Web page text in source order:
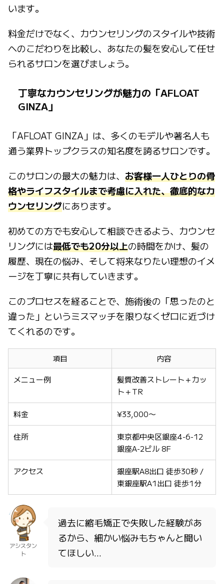
います。
料金だけでなく、カウンセリングのスタイルや技術
へのこだわりを比較し、あなたの髪を安心して任せ
られるサロンを選びましょう。
丁寧なカウンセリングが魅力の「AFLOAT
GINZA」
「AFLOAT GINZA」は、多くのモデルや著名人も
通う業界トップクラスの知名度を誇るサロンです。
このサロンの最大の魅力は、 お客様一人ひとりの骨
格やライフスタイルまで考慮に入れた、徹底的なカ
ウンセリングにあります。
初めての方でも安心して相談できるよう、カウンセ
リングには最低でも20分以上の時間をかけ、髪の
履歴、現在の悩み、そして将来なりたい理想のイメ
ージを丁寧に共有していきます。
このプロセスを経ることで、施術後の「思ったのと
違った」というミスマッチを限りなくゼロに近づけ
てくれるのです。
項目
内容
メニュー例
髪質改善ストレート＋カッ
ト＋TR
料金 ¥33,000〜
住所
東京都中央区銀座4-6-12
銀座A-2ビル 8F
アクセス
銀座駅A8出口 徒歩30秒 /
東銀座駅A1出口 徒歩1分
アシスタン
ト
過去に縮毛矯正で失敗した経験があ
るから、細かい悩みもちゃんと聞い
てほしい…